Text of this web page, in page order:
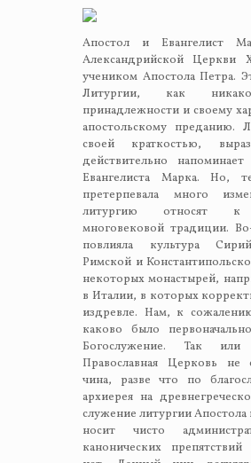
Апостол и Евангелист
Александрийской Церкви
учеником Апостола Петра.
Литургии, как
принадлежности и своему
апостольскому преданию.
своей краткостью,
действительно
Евангелиста Марка. Но,
претерпевала много
литургию относят к
многовековой традиции.
повлияла культура
Римской и
некоторых монастырей,
в Италии, в которых
издревле. Нам, к
каково было
Богослужение. Так или
Православная Церковь не
чина, разве что по
архиерея на
служение литургии Апостола
носит чисто
канонических